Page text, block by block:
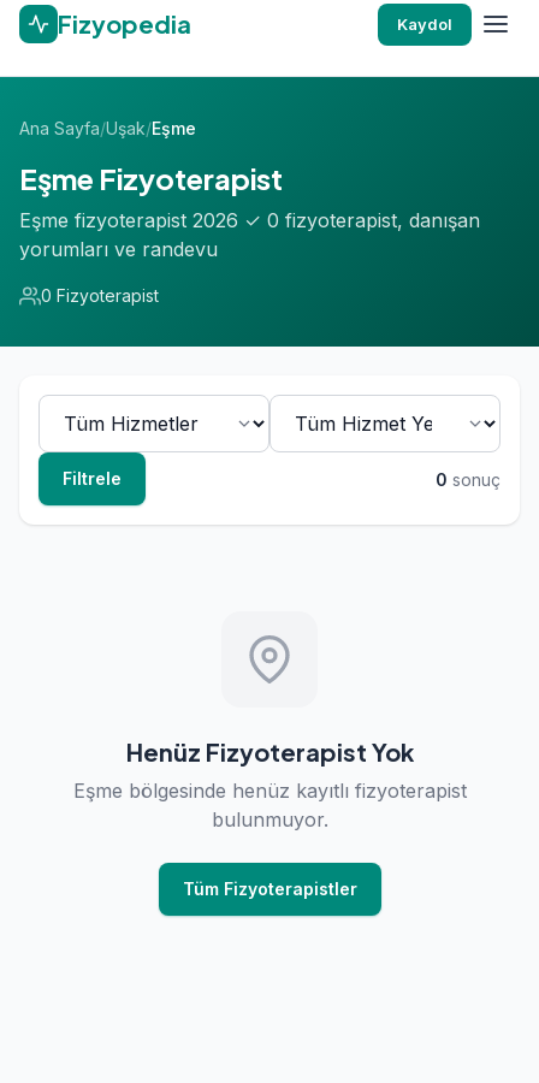
Fizyopedia Kaydol
Ana Sayfa/Uşak/Eşme
Eşme Fizyoterapist
Eşme fizyoterapist 2026 ✓ 0 fizyoterapist, danışan
yorumları ve randevu
0 Fizyoterapist
Filtrele 0 sonuç
Henüz Fizyoterapist Yok
Eşme bölgesinde henüz kayıtlı fizyoterapist
bulunmuyor.
Tüm Fizyoterapistler